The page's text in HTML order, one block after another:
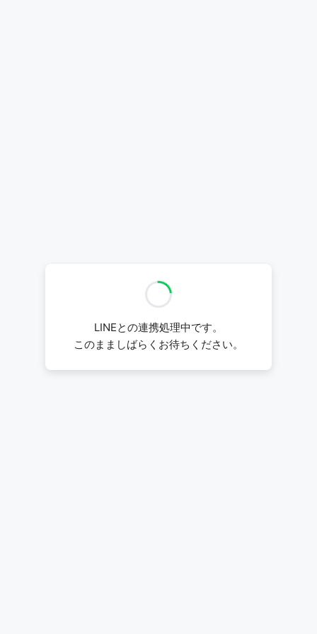
LINEとの連携処理中です。
このまましばらくお待ちください。